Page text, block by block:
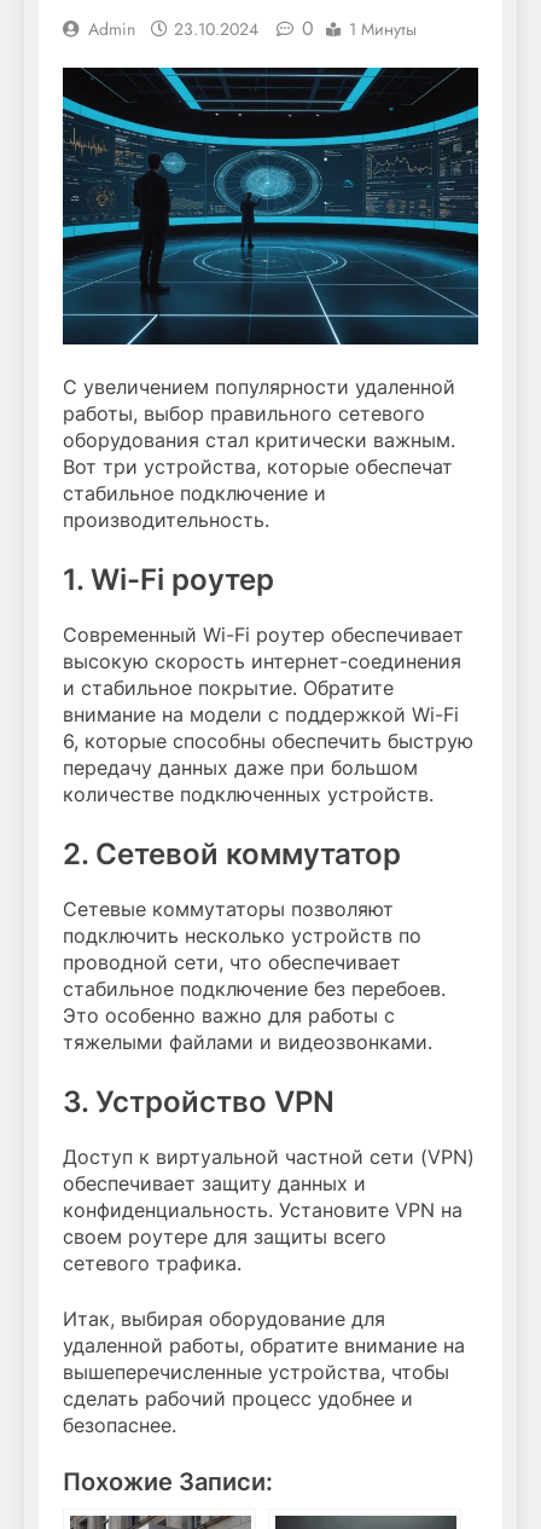
Admin 23.10.2024 0 1 Минуты
С увеличением популярности удаленной
работы, выбор правильного сетевого
оборудования стал критически важным.
Вот три устройства, которые обеспечат
стабильное подключение и
производительность.
1. Wi-Fi роутер
Современный Wi-Fi роутер обеспечивает
высокую скорость интернет-соединения
и стабильное покрытие. Обратите
внимание на модели с поддержкой Wi-Fi
6, которые способны обеспечить быструю
передачу данных даже при большом
количестве подключенных устройств.
2. Сетевой коммутатор
Сетевые коммутаторы позволяют
подключить несколько устройств по
проводной сети, что обеспечивает
стабильное подключение без перебоев.
Это особенно важно для работы с
тяжелыми файлами и видеозвонками.
3. Устройство VPN
Доступ к виртуальной частной сети (VPN)
обеспечивает защиту данных и
конфиденциальность. Установите VPN на
своем роутере для защиты всего
сетевого трафика.
Итак, выбирая оборудование для
удаленной работы, обратите внимание на
вышеперечисленные устройства, чтобы
сделать рабочий процесс удобнее и
безопаснее.
Похожие Записи: